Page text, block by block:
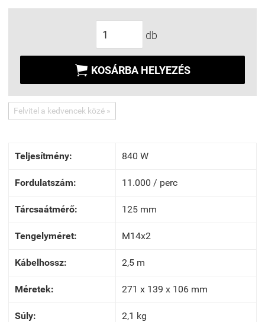
db
 KOSÁRBA HELYEZÉS
Felvitel a kedvencek közé »
Teljesítmény: 840 W
Fordulatszám: 11.000 / perc
Tárcsaátmérő: 125 mm
Tengelyméret: M14x2
Kábelhossz: 2,5 m
Méretek: 271 x 139 x 106 mm
Súly: 2,1 kg